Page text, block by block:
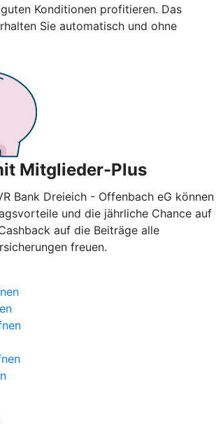
Konditionen profitieren. Das
Sie automatisch und ohne
Mitglieder-Plus
Bank Dreieich - Offenbach eG können
und die jährliche Chance auf
auf die Beiträge alle
freuen.